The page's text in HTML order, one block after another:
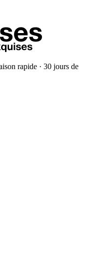
rapide · 30 jours de